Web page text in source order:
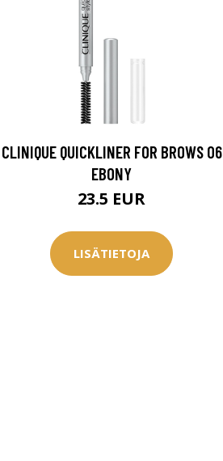
CLINIQUE QUICKLINER FOR BROWS 06
EBONY
23.5 EUR
LISÄTIETOJA